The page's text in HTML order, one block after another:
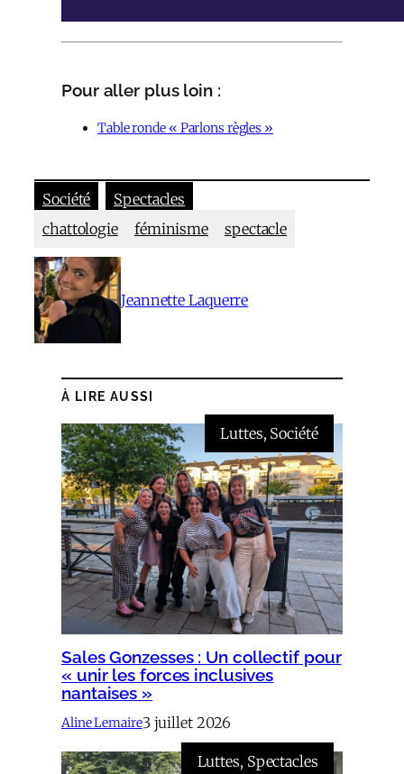
Pour aller plus loin :
Table ronde « Parlons règles »
Société
Spectacles
chattologie
féminisme spectacle
Jeannette Laquerre
À LIRE AUSSI
Luttes, Société
Sales Gonzesses : Un collectif pour
« unir les forces inclusives
nantaises »
Aline Lemaire3 juillet 2026
Luttes, Spectacles